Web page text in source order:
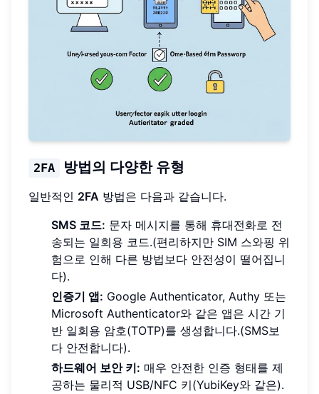
2FA 방법의 다양한 유형
일반적인 2FA 방법은 다음과 같습니다.
SMS 코드: 문자 메시지를 통해 휴대전화로 전
송되는 일회용 코드.(편리하지만 SIM 스와핑 위
험으로 인해 다른 방법보다 안전성이 떨어집니
다).
인증기 앱: Google Authenticator, Authy 또는
Microsoft Authenticator와 같은 앱은 시간 기
반 일회용 암호(TOTP)를 생성합니다.(SMS보
다 안전합니다).
하드웨어 보안 키: 매우 안전한 인증 형태를 제
공하는 물리적 USB/NFC 키(YubiKey와 같은).